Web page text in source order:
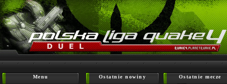
Menu
Ostatnie nowiny
Ostatnie mecze